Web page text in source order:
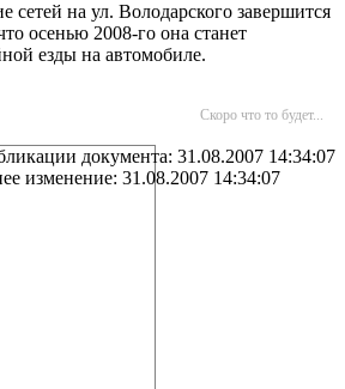
сетей на ул. Володарского завершится
осенью 2008-го она станет
езды на автомобиле.
Скоро что то будет...
документа: 31.08.2007 14:34:07
изменение: 31.08.2007 14:34:07